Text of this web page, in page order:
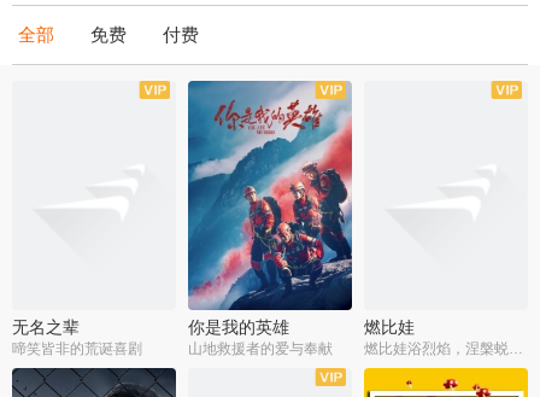
全部 免费 付费
无名之辈
啼笑皆非的荒诞喜剧
你是我的英雄
山地救援者的爱与奉献
燃比娃
燃比娃浴烈焰，涅槃蜕变成人